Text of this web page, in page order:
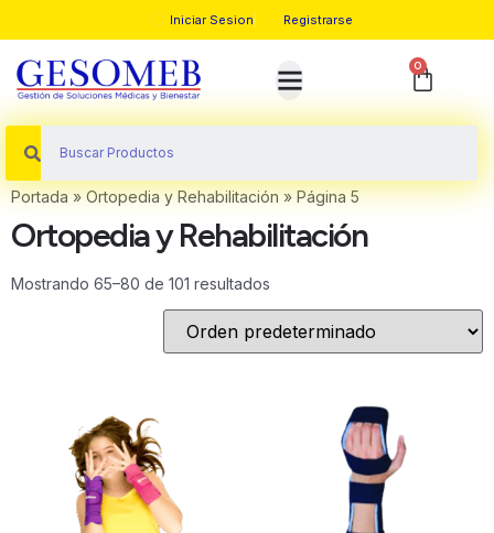
Iniciar Sesion Registrarse
0
Portada»Ortopedia y Rehabilitación»Página 5
Ortopedia y Rehabilitación
Mostrando 65–80 de 101 resultados